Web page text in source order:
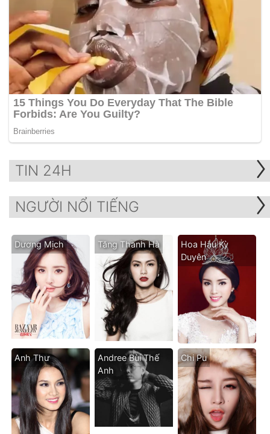
TIN 24H
NGƯỜI NỔI TIẾNG
Dương Mịch Tăng Thanh Hà
Hoa Hậu Kỳ
Duyên
Anh Thư
Andree Bùi Thế
Anh
Chi Pu